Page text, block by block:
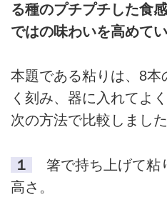
る種のプチプチした食
ではの味わいを高めてい
本題である粘りは、8
く刻み、器に入れてよ
次の方法で比較しました
１
箸で持ち上げて粘
高さ。